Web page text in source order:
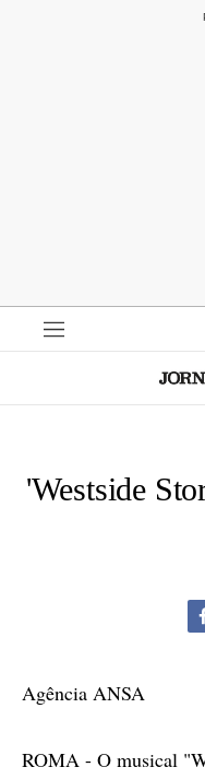
'Westside
Agência ANSA
ROMA - O musical